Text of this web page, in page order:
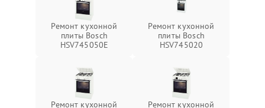
Ремонт кухонной
плиты Bosch
HSV745050E
Ремонт кухонной
плиты Bosch
HSV745020
Ремонт кухонной
Ремонт кухонной